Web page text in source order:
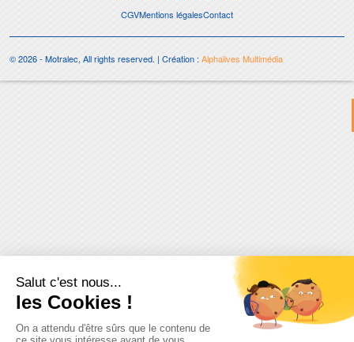
CGVMentions légalesContact
© 2026 - Motralec, All rights reserved. | Création : Alphalives Multimédia